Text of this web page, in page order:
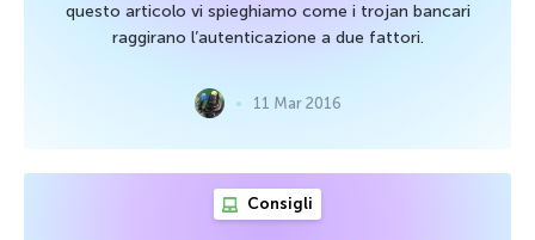
questo articolo vi spieghiamo come i trojan bancari
raggirano l’autenticazione a due fattori.
11 Mar 2016
Consigli